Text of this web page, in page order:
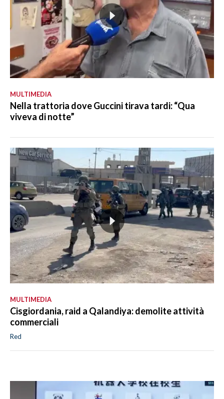
MULTIMEDIA
Nella trattoria dove Guccini tirava tardi: “Qua
viveva di notte”
MULTIMEDIA
Cisgiordania, raid a Qalandiya: demolite attività
commerciali
Red